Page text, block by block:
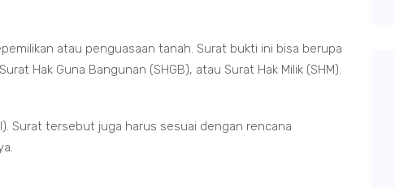
atau penguasaan tanah. Surat bukti ini bisa berupa
Hak Guna Bangunan (SHGB), atau Surat Hak Milik (SHM).
Surat tersebut juga harus sesuai dengan rencana